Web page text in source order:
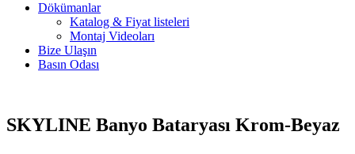
Dökümanlar
Katalog & Fiyat listeleri
Montaj Videoları
Bize Ulaşın
Basın Odası
SKYLINE Banyo Bataryası Krom-Beyaz